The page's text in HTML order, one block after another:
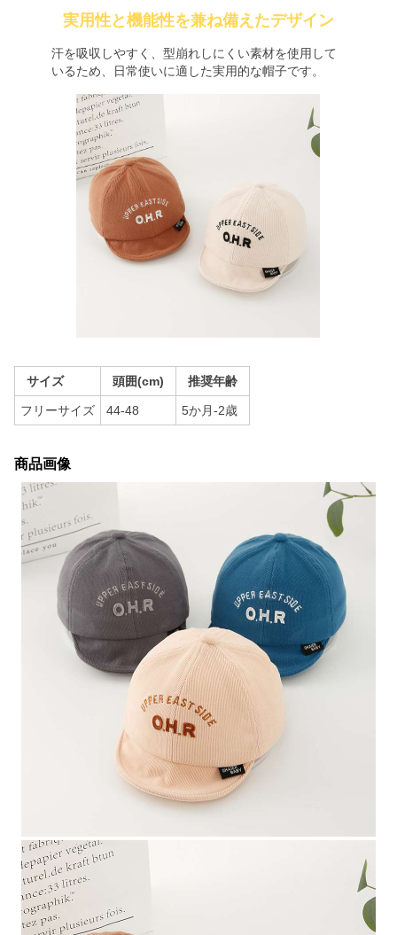
実用性と機能性を兼ね備えたデザイン
汗を吸収しやすく、型崩れしにくい素材を使用して
いるため、日常使いに適した実用的な帽子です。
サイズ 頭囲(cm) 推奨年齢
フリーサイズ 44-48 5か月-2歳
商品画像